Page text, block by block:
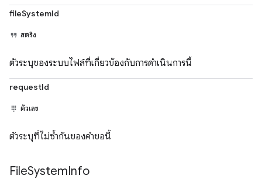
fileSystemId
สตริง
ตัวระบุของระบบไฟล์ที่เกี่ยวข้องกับการดำเนินการนี้
requestId
ตัวเลข
ตัวระบุที่ไม่ซ้ำกันของคำขอนี้
FileSystemInfo